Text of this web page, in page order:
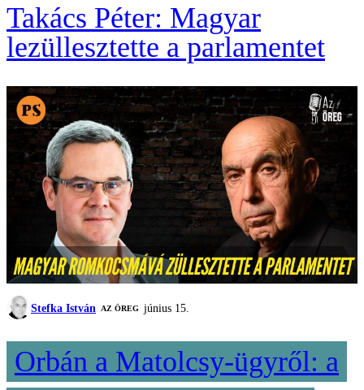
Takács Péter: Magyar
lezüllesztette a parlamentet
Stefka István AZ ÖREG június 15.
Orbán a Matolcsy-ügyről: a